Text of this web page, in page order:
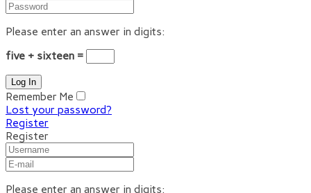
Please enter an answer in digits:
five + sixteen =
Remember Me
Lost your password?
Register
Register
Please enter an answer in digits: